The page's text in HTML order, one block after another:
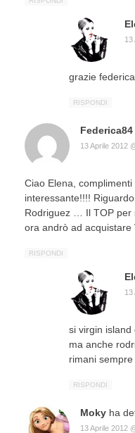
13
grazie
RISPONDI
Federica84
13 Aprile 2012
Ciao Elena,
interessante!!!!
Rodriguez … Il TOP per
ora andrò ad acquistare
RISPONDI
13
si virgin island
ma anche
rimani
RISPONDI
Moky ha
13 Aprile 2012